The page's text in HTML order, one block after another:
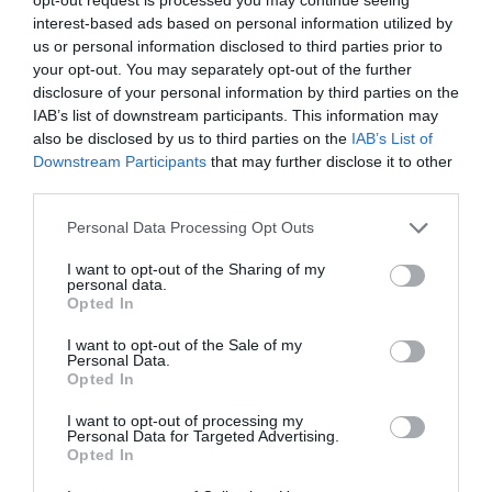
interest-based ads based on personal information utilized by
us or personal information disclosed to third parties prior to
your opt-out. You may separately opt-out of the further
disclosure of your personal information by third parties on the
IAB’s list of downstream participants. This information may
also be disclosed by us to third parties on the IAB’s List of
Downstream Participants that may further disclose it to other
Personal Data Processing Opt Outs
I want to opt-out of the Sharing of my
personal data.
Opted In
I want to opt-out of the Sale of my
Personal Data.
Opted In
I want to opt-out of processing my
Personal Data for Targeted Advertising.
Opted In
specjałów, takich jak caca (szprotki smażone w
całości) czy tarator (chłodnik ogórkowo-
jogurtowy).
Kawa z widokiem – chwila relaksu na
promenadzie
Jeśli nie masz ochoty na pełny posiłek, znajdź jedną
z małych kawiarni z widokiem na morze.
Zamówienie filiżanki aromatycznej kawy lub szklanki
przepływających łodzi to idealny sposób na chwilę
wytchnienia. Czas w Sozopolu ma zupełnie inną
gęstość, a takie momenty pozwalają to w pełni
docenić.
Lokale ukryte w labiryncie uliczek
Oprócz restauracji na klifach, warto również
zajrzeć do tych ukrytych w głębi Starego Miasta.